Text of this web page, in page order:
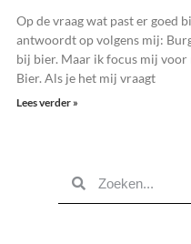
Op de vraag wat past er goed
antwoordt op volgens mij:
bij bier. Maar ik focus mij
Bier. Als je het mij vraagt
Lees verder »
BERICHTJE
SAMEN